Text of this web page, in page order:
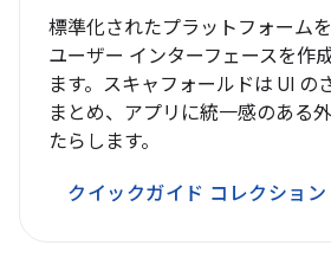
標準化されたプラットフォーム
ユーザー インターフェースを作
ます。スキャフォールドは UI の
まとめ、アプリに統一感のある
たらします。
クイックガイド コレクション